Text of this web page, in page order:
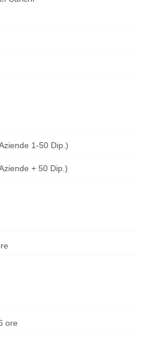
1-50 Dip.)
+ 50 Dip.)
ore